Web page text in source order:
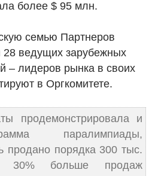
более $ 95 млн.
семью Партнеров
ведущих зарубежных
– лидеров рынка в своих
в Оргкомитете.
продемонстрировала и
паралимпиады,
продано порядка 300 тыс.
30% больше продаж